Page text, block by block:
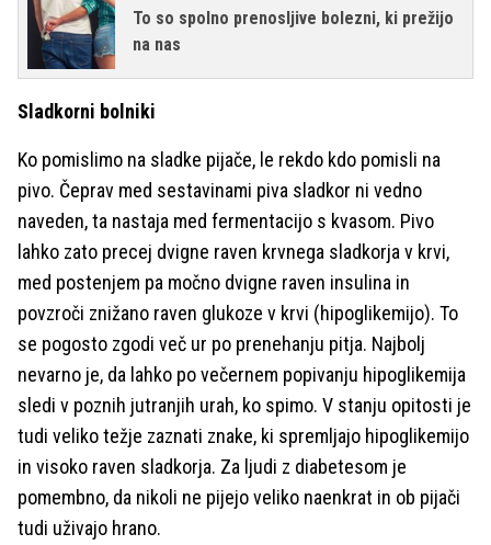
To so spolno prenosljive bolezni, ki prežijo
na nas
Sladkorni bolniki
Ko pomislimo na sladke pijače, le rekdo kdo pomisli na
pivo. Čeprav med sestavinami piva sladkor ni vedno
naveden, ta nastaja med fermentacijo s kvasom. Pivo
lahko zato precej dvigne raven krvnega sladkorja v krvi,
med postenjem pa močno dvigne raven insulina in
povzroči znižano raven glukoze v krvi (hipoglikemijo). To
se pogosto zgodi več ur po prenehanju pitja. Najbolj
nevarno je, da lahko po večernem popivanju hipoglikemija
sledi v poznih jutranjih urah, ko spimo. V stanju opitosti je
tudi veliko težje zaznati znake, ki spremljajo hipoglikemijo
in visoko raven sladkorja. Za ljudi z diabetesom je
pomembno, da nikoli ne pijejo veliko naenkrat in ob pijači
tudi uživajo hrano.